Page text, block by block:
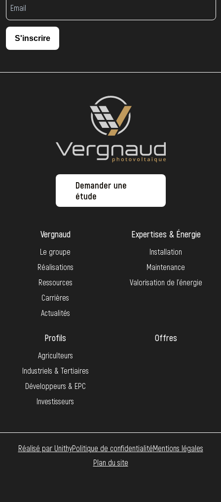
S'inscrire
Demander une
étude
Vergnaud
Le groupe
Réalisations
Ressources
Carrières
Actualités
Expertises & Énergie
Installation
Maintenance
Valorisation de l’énergie
Profils
Agriculteurs
Industriels & Tertiaires
Développeurs & EPC
Investisseurs
Offres
Réalisé par UnithyPolitique de confidentialitéMentions légales
Plan du site